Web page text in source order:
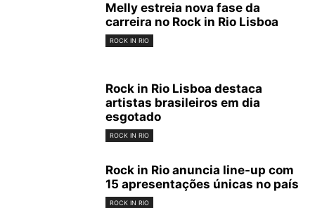
Melly estreia nova fase da
carreira no Rock in Rio Lisboa
ROCK IN RIO
Rock in Rio Lisboa destaca
artistas brasileiros em dia
esgotado
ROCK IN RIO
Rock in Rio anuncia line-up com
15 apresentações únicas no país
ROCK IN RIO